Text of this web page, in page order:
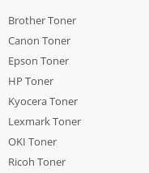
Brother Toner
Canon Toner
Epson Toner
HP Toner
Kyocera Toner
Lexmark Toner
OKI Toner
Ricoh Toner